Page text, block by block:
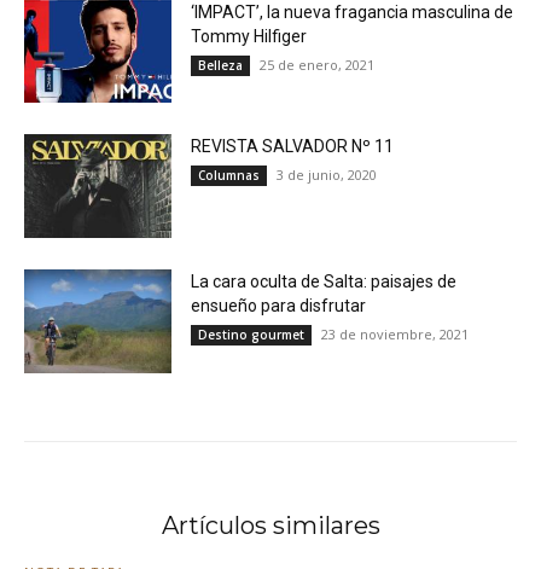
‘IMPACT’, la nueva fragancia masculina de
Tommy Hilfiger
Belleza 25 de enero, 2021
REVISTA SALVADOR Nº 11
Columnas 3 de junio, 2020
La cara oculta de Salta: paisajes de
ensueño para disfrutar
Destino gourmet 23 de noviembre, 2021
Artículos similares